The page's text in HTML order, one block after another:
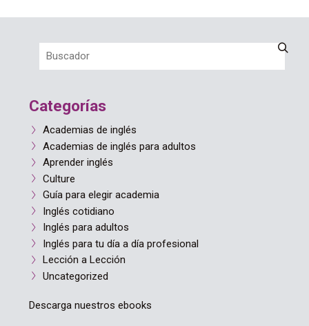
Categorías
Academias de inglés
Academias de inglés para adultos
Aprender inglés
Culture
Guía para elegir academia
Inglés cotidiano
Inglés para adultos
Inglés para tu día a día profesional
Lección a Lección
Uncategorized
Descarga nuestros ebooks